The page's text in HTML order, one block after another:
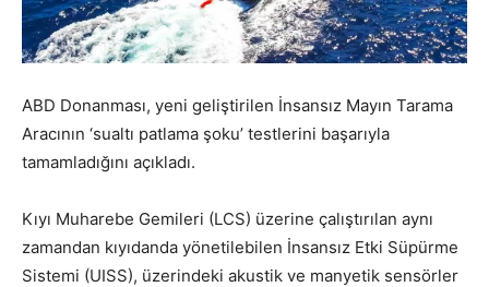
ABD Donanması, yeni geliştirilen İnsansız Mayın Tarama
Aracının ‘sualtı patlama şoku’ testlerini başarıyla
tamamladığını açıkladı.
Kıyı Muharebe Gemileri (LCS) üzerine çalıştırılan aynı
zamandan kıyıdanda yönetilebilen İnsansız Etki Süpürme
Sistemi (UISS), üzerindeki akustik ve manyetik sensörler